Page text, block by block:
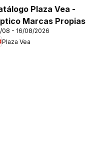
Plaza Vea -
Marcas Propias
08 - 16/08/2026
Plaza Vea